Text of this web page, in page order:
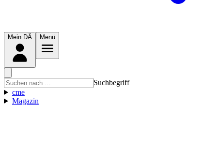
Mein DÄ Menü
Suchbegriff
cme
Magazin